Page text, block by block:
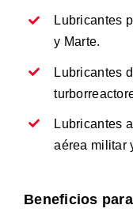
Lubricantes
y Marte.
Lubricantes
Lubricantes
aérea militar
Beneficios